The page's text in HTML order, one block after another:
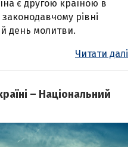
є другою країною в
законодавчому рівні
день молитви.
Читати далі
– Національний